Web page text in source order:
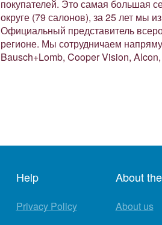
покупателей. Это самая большая
округе (79 салонов), за 25 лет мы
Официальный представитель
регионе. Мы сотрудничаем
Bausch+Lomb, Cooper Vision,
Help
Privacy Policy
About
About us